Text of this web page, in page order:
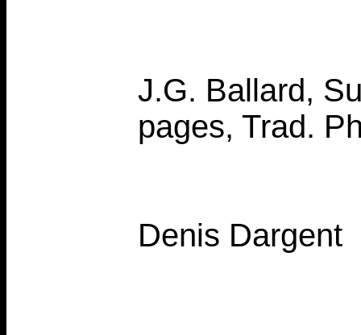
J.G. Ballard,
pages, Trad.
Denis Dargent